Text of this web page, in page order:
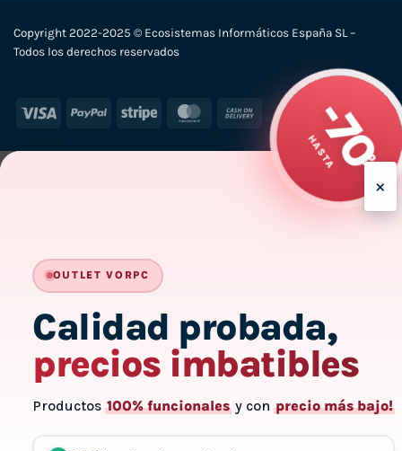
Copyright 2022-2025 © Ecosistemas Informáticos España SL –
Todos los derechos reservados
Visa PayPal Stripe MasterCard
Cash
On
Delivery
×
-70
%
HASTA
OUTLET VORPC
Calidad probada,
precios imbatibles
Productos 100% funcionales y con precio más bajo!